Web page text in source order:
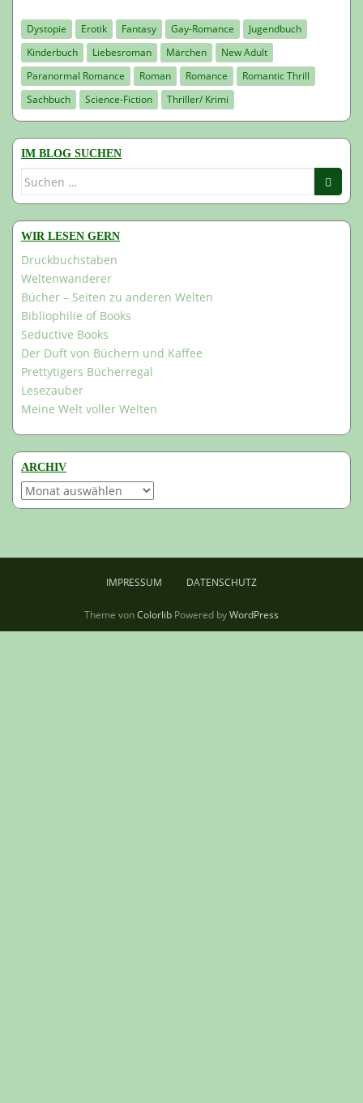
Dystopie Erotik Fantasy Gay-Romance
Jugendbuch
Kinderbuch
Liebesroman Märchen
New Adult
Paranormal Romance
Roman Romance
Romantic Thrill
Sachbuch
Science-Fiction Thriller/ Krimi
IM BLOG SUCHEN
Suchen
WIR LESEN GERN
Druckbuchstaben
Weltenwanderer
Bücher – Seiten zu anderen Welten
Bibliophilie of Books
Seductive Books
Der Duft von Büchern und Kaffee
Prettytigers Bücherregal
Lesezauber
Meine Welt voller Welten
ARCHIV
Archiv
IMPRESSUM DATENSCHUTZ
Theme vonColorlib Powered byWordPress